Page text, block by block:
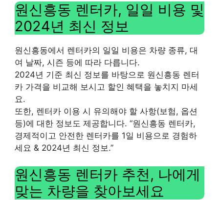
원신흥동 렌터카, 일일 비용 및
2024년 최신 정보
원신흥동에서 렌터카의 일일 비용은 차량 종류, 대
여 날짜, 시즌 등에 따라 다릅니다.
2024년 기준 최신 정보를 바탕으로 원신흥동 렌터
카 가격을 비교해 보시고 할인 혜택을 놓치지 마세
요.
또한, 렌터카 이용 시 유의해야 할 사항(보험, 옵션
등)에 대한 정보도 제공합니다. “원신흥동 렌터카,
경제적이고 안전한 렌터카를 1일 비용으로 경험하
세요 & 2024년 최신 정보.”
원신흥동 렌터카 추천, 나에게
맞는 차량을 찾아보세요